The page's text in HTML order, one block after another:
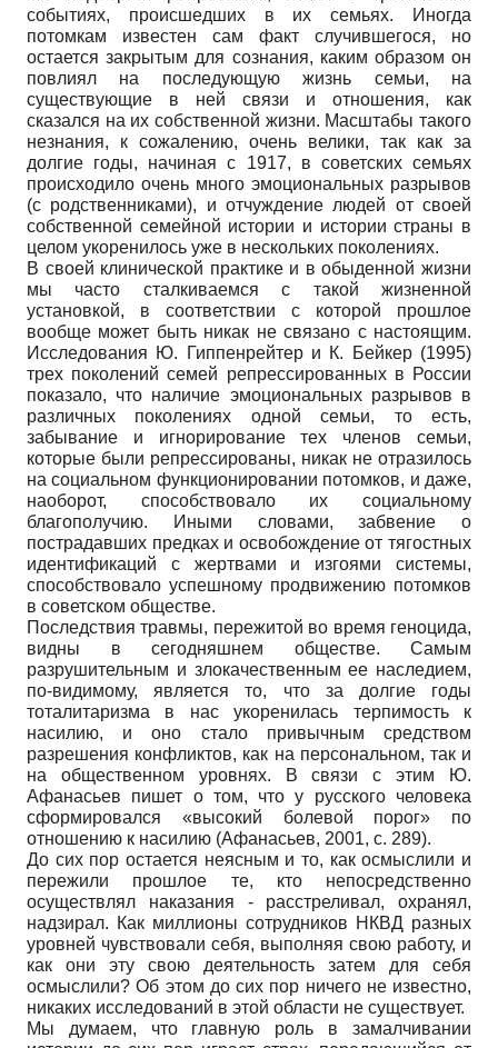
событиях, происшедших в их семьях. Иногда
потомкам известен сам факт случившегося, но
остается закрытым для сознания, каким образом он
повлиял на последующую жизнь семьи, на
существующие в ней связи и отношения, как
сказался на их собственной жизни. Масштабы такого
незнания, к сожалению, очень велики, так как за
долгие годы, начиная с 1917, в советских семьях
происходило очень много эмоциональных разрывов
(с родственниками), и отчуждение людей от своей
собственной семейной истории и истории страны в
целом укоренилось уже в нескольких поколениях.
В своей клинической практике и в обыденной жизни
мы часто сталкиваемся с такой жизненной
установкой, в соответствии с которой прошлое
вообще может быть никак не связано с настоящим.
Исследования Ю. Гиппенрейтер и К. Бейкер (1995)
трех поколений семей репрессированных в России
показало, что наличие эмоциональных разрывов в
различных поколениях одной семьи, то есть,
забывание и игнорирование тех членов семьи,
которые были репрессированы, никак не отразилось
на социальном функционировании потомков, и даже,
наоборот, способствовало их социальному
благополучию. Иными словами, забвение о
пострадавших предках и освобождение от тягостных
идентификаций с жертвами и изгоями системы,
способствовало успешному продвижению потомков
в советском обществе.
Последствия травмы, пережитой во время геноцида,
видны в сегодняшнем обществе. Самым
разрушительным и злокачественным ее наследием,
по-видимому, является то, что за долгие годы
тоталитаризма в нас укоренилась терпимость к
насилию, и оно стало привычным средством
разрешения конфликтов, как на персональном, так и
на общественном уровнях. В связи с этим Ю.
Афанасьев пишет о том, что у русского человека
сформировался «высокий болевой порог» по
отношению к насилию (Афанасьев, 2001, с. 289).
До сих пор остается неясным и то, как осмыслили и
пережили прошлое те, кто непосредственно
осуществлял наказания - расстреливал, охранял,
надзирал. Как миллионы сотрудников НКВД разных
уровней чувствовали себя, выполняя свою работу, и
как они эту свою деятельность затем для себя
осмыслили? Об этом до сих пор ничего не известно,
никаких исследований в этой области не существует.
Мы думаем, что главную роль в замалчивании